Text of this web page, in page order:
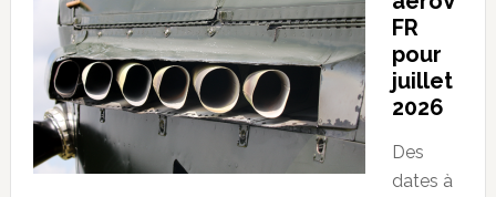
FR
pour
juillet
2026
Des
dates à